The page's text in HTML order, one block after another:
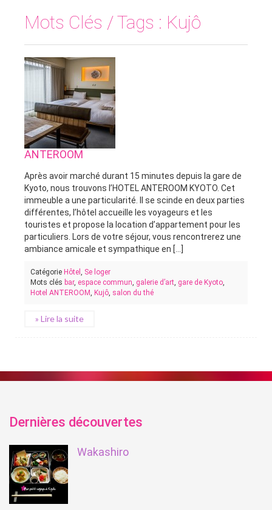
Mots Clés / Tags : Kujô
ANTEROOM
Après avoir marché durant 15 minutes depuis la gare de
Kyoto, nous trouvons l’HOTEL ANTEROOM KYOTO. Cet
immeuble a une particularité. Il se scinde en deux parties
différentes, l’hôtel accueille les voyageurs et les
touristes et propose la location d’appartement pour les
particuliers. Lors de votre séjour, vous rencontrerez une
ambiance amicale et sympathique en [...]
Catégorie Hôtel , Se loger
Mots clés bar, espace commun, galerie d’art, gare de Kyoto,
Hotel ANTEROOM, Kujô, salon du thé
» Lire la suite
Dernières découvertes
Wakashiro